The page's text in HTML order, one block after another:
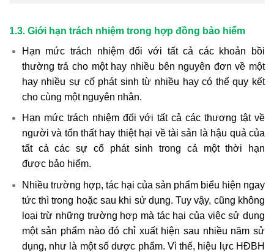
1.3. Giới hạn trách nhiệm trong hợp đồng bảo hiểm
Hạn mức trách nhiệm đối với tất cả các khoản bồi
thường trả cho một hay nhiều bên nguyên đơn về một
hay nhiều sự cố phát sinh từ nhiều hay có thể quy kết
cho cùng một nguyên nhân.
Hạn mức trách nhiệm đối với tất cả các thương tật về
người và tổn thất hay thiệt hại về tài sản là hậu quả của
tất cả các sự cố phát sinh trong cả một thời hạn
được bảo hiểm.
Nhiều trường hợp, tác hại của sản phẩm biểu hiện ngay
tức thì trong hoặc sau khi sử dụng. Tuy vậy, cũng không
loại trừ những trường hợp mà tác hại của việc sử dụng
một sản phẩm nào đó chỉ xuất hiện sau nhiều năm sử
dụng, như là một số dược phẩm. Vì thế, hiệu lực HĐBH